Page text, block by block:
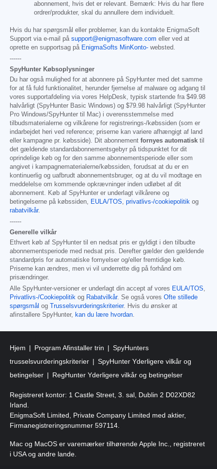
abonnement, hvis det er relevant. Bemærk: Hvis du har flere
ordrer/produkter, skal du annullere dem individuelt.
Hvis du har spørgsmål eller problemer, kan du kontakte EnigmaSoft
Support via e-mail på support@enigmasoftware.com eller ved at
oprette en supportsag på EnigmaSofts MinKonto- websted.
------
SpyHunter Købsoplysninger
Du har også mulighed for at abonnere på SpyHunter med det samme
for at få fuld funktionalitet, herunder fjernelse af malware og adgang til
vores supportafdeling via vores HelpDesk, typisk startende fra $49.98
halvårligt (SpyHunter Basic Windows) og $79.98 halvårligt (SpyHunter
Pro Windows/SpyHunter til Mac) i overensstemmelse med
tilbudsmaterialerne og vilkårene for registrerings-/købssiden (som er
indarbejdet heri ved reference; priserne kan variere afhængigt af land
eller kampagne pr. købsside). Dit abonnement fornyes automatisk til
det gældende standardabonnementsgebyr på tidspunktet for dit
oprindelige køb og for den samme abonnementsperiode eller som
angivet i kampagnematerialerne/købssiden, forudsat at du er en
kontinuerlig og uafbrudt abonnementsbruger, og at du vil modtage en
meddelelse om kommende opkrævninger inden udløbet af dit
abonnement. Køb af SpyHunter er underlagt vilkårene og
betingelserne på købssiden, EULA/TOS, privatlivs-/cookiepolitik og
rabatvilkår.
------
Generelle vilkår
Ethvert køb af SpyHunter til en nedsat pris er gyldigt i den tilbudte
abonnementsperiode med nedsat pris. Derefter gælder den gældende
standardpris for automatiske fornyelser og/eller fremtidige køb.
Priserne kan ændres, men vi vil underrette dig på forhånd om
prisændringer.
Alle SpyHunter-versioner er underlagt din accept af vores EULA/TOS,
Privatlivs-/Cookiepolitik og Rabatvilkår. Se også vores Ofte stillede
spørgsmål og Trusselsvurderingskriterier. Hvis du ønsker at
afinstallere SpyHunter, kan du lære hvordan.
Hjem Program Afinstaller trin
SpyHunters
trusselsvurderingskriterier
SpyHunter Yderligere vilkår og
betingelser
RegHunter Yderligere vilkår og betingelser
Registreret kontor: 1 Castle Street, 3. sal, Dublin 2 D02XD82
Irland.
EnigmaSoft Limited, Private Company Limited med aktier,
Firmanegistreringsnummer 597114.
Mac og MacOS er varemærker tilhørende Apple Inc., registreret
i USA og andre lande.